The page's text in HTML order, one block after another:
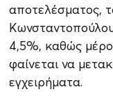
αποτελέσματος,
4,5%, καθώς
φαίνεται να
εγχειρήματα.